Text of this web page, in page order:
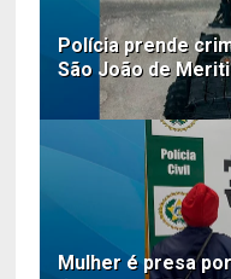
Polícia prende
São João de Meriti
Mulher é presa